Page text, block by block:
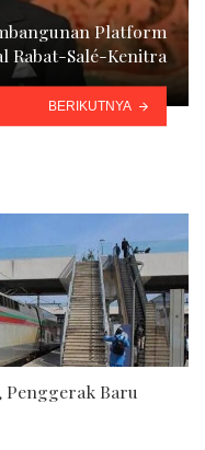
Platform
Rabat-Salé-Kenitra
BERIKUTNYA
Baru